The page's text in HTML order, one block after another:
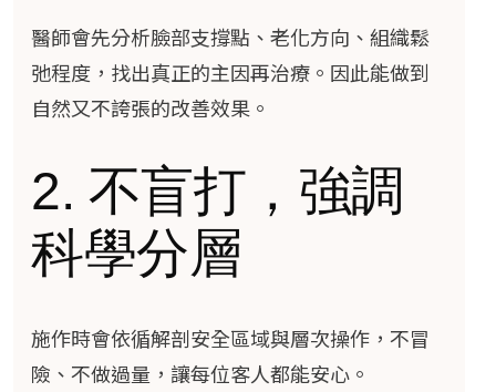
醫師會先分析臉部支撐點、老化方向、組織鬆
弛程度，找出真正的主因再治療。因此能做到
自然又不誇張的改善效果。
2. 不盲打，強調
科學分層
施作時會依循解剖安全區域與層次操作，不冒
險、不做過量，讓每位客人都能安心。